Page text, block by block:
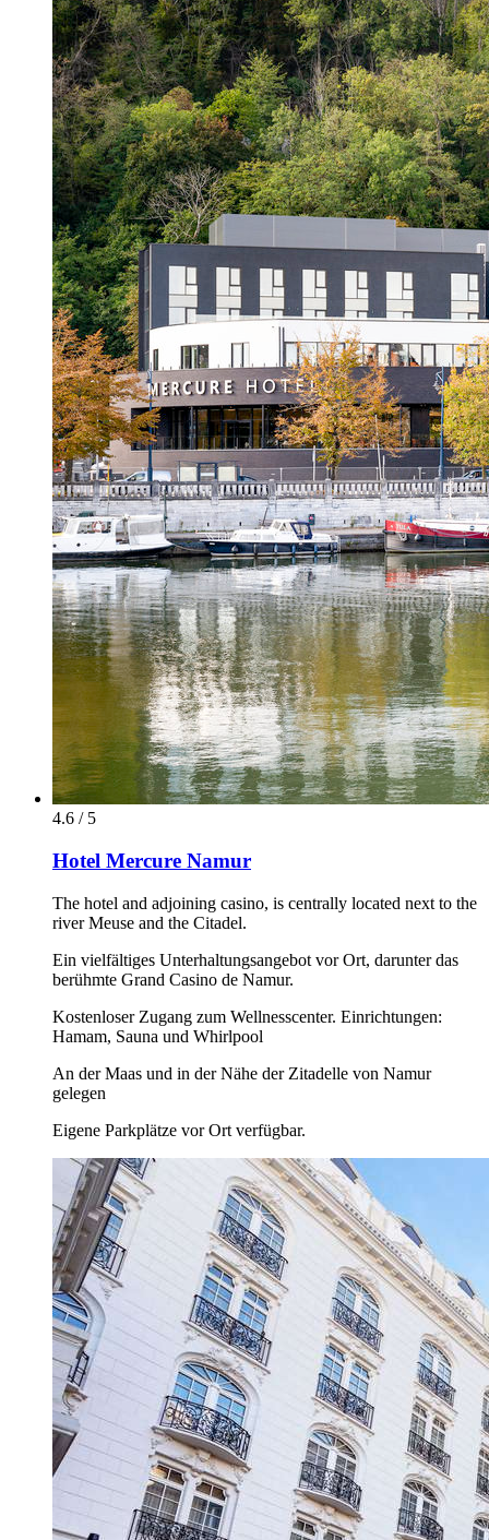
4.6 / 5
Hotel Mercure Namur
The hotel and adjoining casino, is centrally located next to the
river Meuse and the Citadel.
Ein vielfältiges Unterhaltungsangebot vor Ort, darunter das
berühmte Grand Casino de Namur.
Kostenloser Zugang zum Wellnesscenter. Einrichtungen:
Hamam, Sauna und Whirlpool
An der Maas und in der Nähe der Zitadelle von Namur
gelegen
Eigene Parkplätze vor Ort verfügbar.